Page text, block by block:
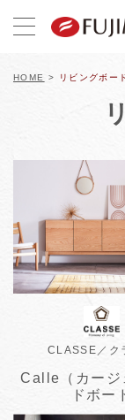
HOME > リビングボー
CLASSE／ク
Calle（カージ
ドボー